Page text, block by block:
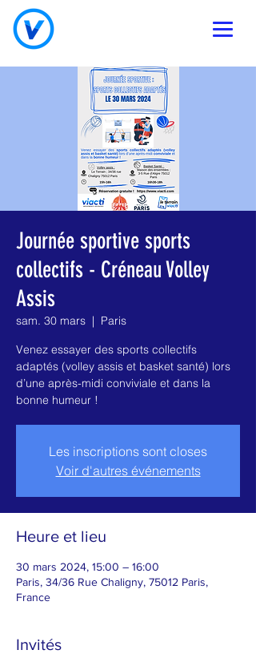
Journée sportive sports
collectifs - Créneau Volley
Assis
sam. 30 mars
  |
Paris
Venez essayer des sports collectifs
adaptés (volley assis et basket santé) lors
d’une après-midi conviviale et dans la
bonne humeur !
Les inscriptions sont closes
Voir d'autres événements
Heure et lieu
30 mars 2024, 15:00 – 16:00
Paris, 34/36 Rue Chaligny, 75012 Paris,
France
Invités